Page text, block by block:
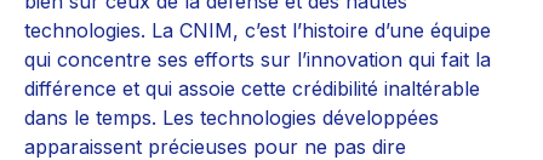
technologies. La CNIM, c’est l’histoire d’une équipe
qui concentre ses efforts sur l’innovation qui fait la
différence et qui assoie cette crédibilité inaltérable
dans le temps. Les technologies développées
apparaissent précieuses pour ne pas dire